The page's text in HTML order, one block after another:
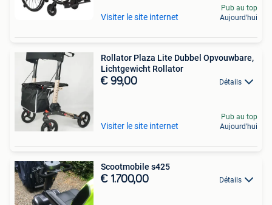
Visiter le site internet
Pub au top
Aujourd'hui
Rollator Plaza Lite Dubbel Opvouwbare,
Lichtgewicht Rollator
€ 99,00 Détails
Visiter le site internet
Pub au top
Aujourd'hui
Scootmobile s425
€ 1.700,00 Détails